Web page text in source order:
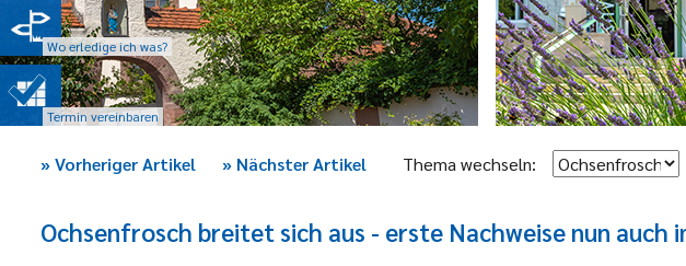
Wo erledige ich was?
Termin vereinbaren
»Vorheriger Artikel » Nächster Artikel Thema wechseln:
Ochsenfrosch breitet sich aus - erste Nachweise nun auch